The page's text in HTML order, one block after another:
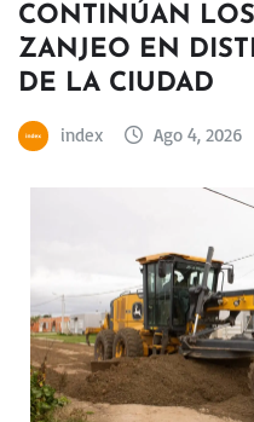
CONTINÚAN
ZANJEO EN
DE LA CIUDAD
index Ago 4, 2026